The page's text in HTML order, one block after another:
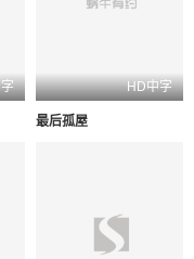
HD中字
最后孤屋